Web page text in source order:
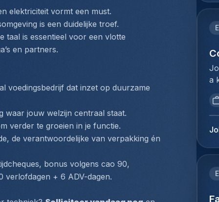
elektriciteit vormt een must.
is een duidelijke troef.
taal is essentieel voor een vlotte
en partners.
voedingsbedrijf dat inzet op duurzame
waar jouw welzijn centraal staat.
verder te groeien in je functie.
de verantwoordelijke van verpakking én
bonus volgens cao 90,
verlofdagen + 6 ADV-dagen.
a